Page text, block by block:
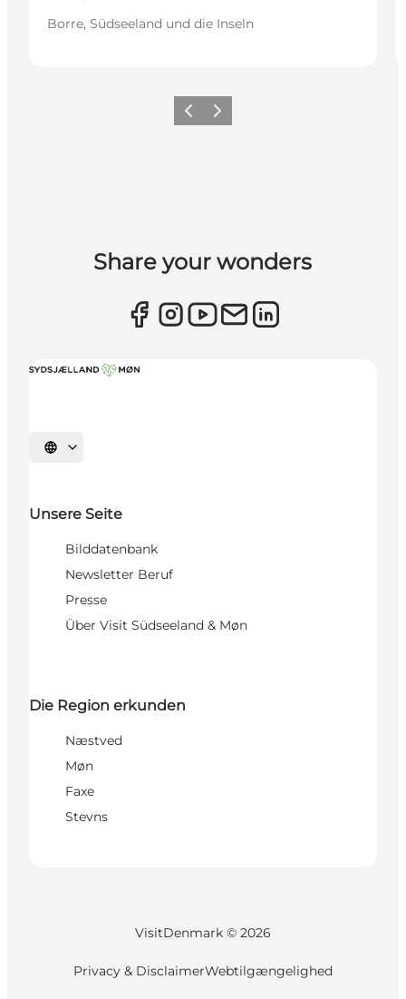
Borre, Südseeland und die Inseln
ZurückWeiter
Share your wonders
Sprache auswählen
Unsere Seite
Bilddatenbank
Newsletter Beruf
Presse
Über Visit Südseeland & Møn
Die Region erkunden
Næstved
Møn
Faxe
Stevns
VisitDenmark © 2026
Privacy & DisclaimerWebtilgængelighed